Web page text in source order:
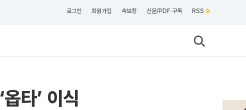
로그인 회원가입 속보창 신문/PDF 구독 RSS
타’ 이식